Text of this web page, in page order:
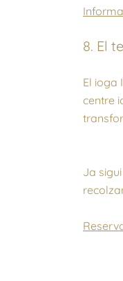
8. El
El ioga
centre
Ja